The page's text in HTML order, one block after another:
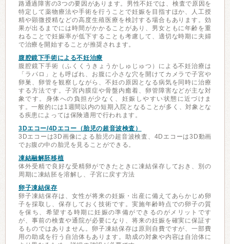
路通過障害の3つの要因があります。男性不妊では、検査で原因を
特定して薬物療法や手術を行うことで妊娠を目指すほか、人工授
精や顕微授精などの高度生殖医療を検討する場合もあります。効
果が出るまでには時間がかかることがあり、男女ともに年齢を重
ねることで妊娠率が低下することも考慮して、適切な時期に夫婦
で治療を開始することが推奨されます。
腹腔鏡下手術による不妊治療
腹腔鏡下手術（ふくくうきょうかしゅじゅつ）による不妊治療は
「ラパロ」とも呼ばれ、お腹に小さな穴を開けてカメラで子宮や
卵巣、卵管を観察しながら、不妊の原因となる病気を同時に治療
する方法です。子宮内膜症や骨盤内癒着、卵管障害などが主な対
象です。身体への負担が少なく、妊娠しやすい状態に近づけま
す。一般的には1週間以内の短期入院となることが多く、対象とな
る疾患によっては保険適用で行われます。
3Dエコー/4Dエコー（胎児の超音波検査）
3Dエコーは3D画像による胎児の超音波検査、4Dエコーは3D動画
でお腹の中の胎児を見ることができる。
凍結融解胚移植
体外受精で良好な受精卵ができたときに凍結保存しておき、別の
周期に凍結胚を溶解し、子宮に戻す方法
卵子凍結保存
卵子凍結保存は、女性が将来の妊娠・出産に備えてあらかじめ卵
子を採取し、保存しておく技術です。実施年齢時点での卵子の質
を保ち、希望する時期に妊娠の準備ができるのがメリットです
が、事前の検査や通院が必要になり、将来の妊娠を確実に保証す
るものではありません。卵子凍結保存は原則自費ですが、一部費
用の助成を行う自治体もあります。助成の対象や内容は自治体に